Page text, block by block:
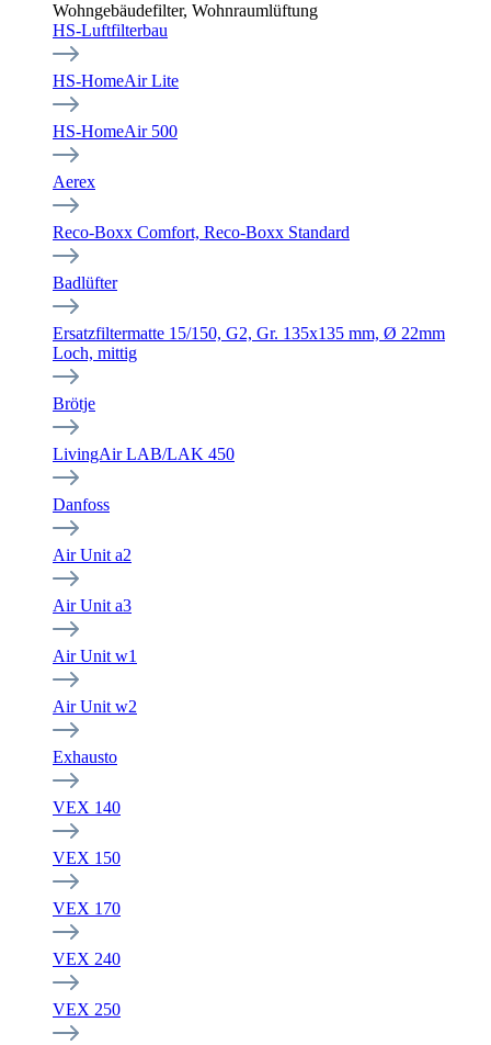
Wohngebäudefilter, Wohnraumlüftung
HS-Luftfilterbau
HS-HomeAir Lite
HS-HomeAir 500
Aerex
Reco-Boxx Comfort, Reco-Boxx Standard
Badlüfter
Ersatzfiltermatte 15/150, G2, Gr. 135x135 mm, Ø 22mm
Loch, mittig
Brötje
LivingAir LAB/LAK 450
Danfoss
Air Unit a2
Air Unit a3
Air Unit w1
Air Unit w2
Exhausto
VEX 140
VEX 150
VEX 170
VEX 240
VEX 250